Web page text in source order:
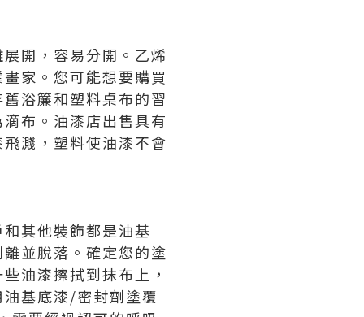
開，容易分開。乙烯
家。您可能想要購買
浴簾和塑料桌布的習
布。油漆店出售具有
濺，塑料使油漆不會
其他裝飾都是油基
並脫落。確定您的塗
油漆擦拭到抹布上，
基底漆/密封劑塗覆